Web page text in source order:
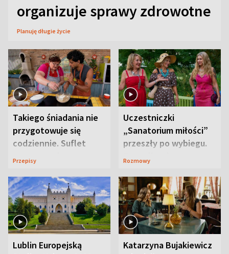
organizuje sprawy zdrowotne
Planuję długie życie
Takiego śniadania nie
przygotowuje się
codziennie. Suflet
serowy zachwyca
Przepisy
Uczestniczki
„Sanatorium miłości”
przeszły po wybiegu.
Te stylizacje
Rozmowy
Lublin Europejską
Katarzyna Bujakiewicz